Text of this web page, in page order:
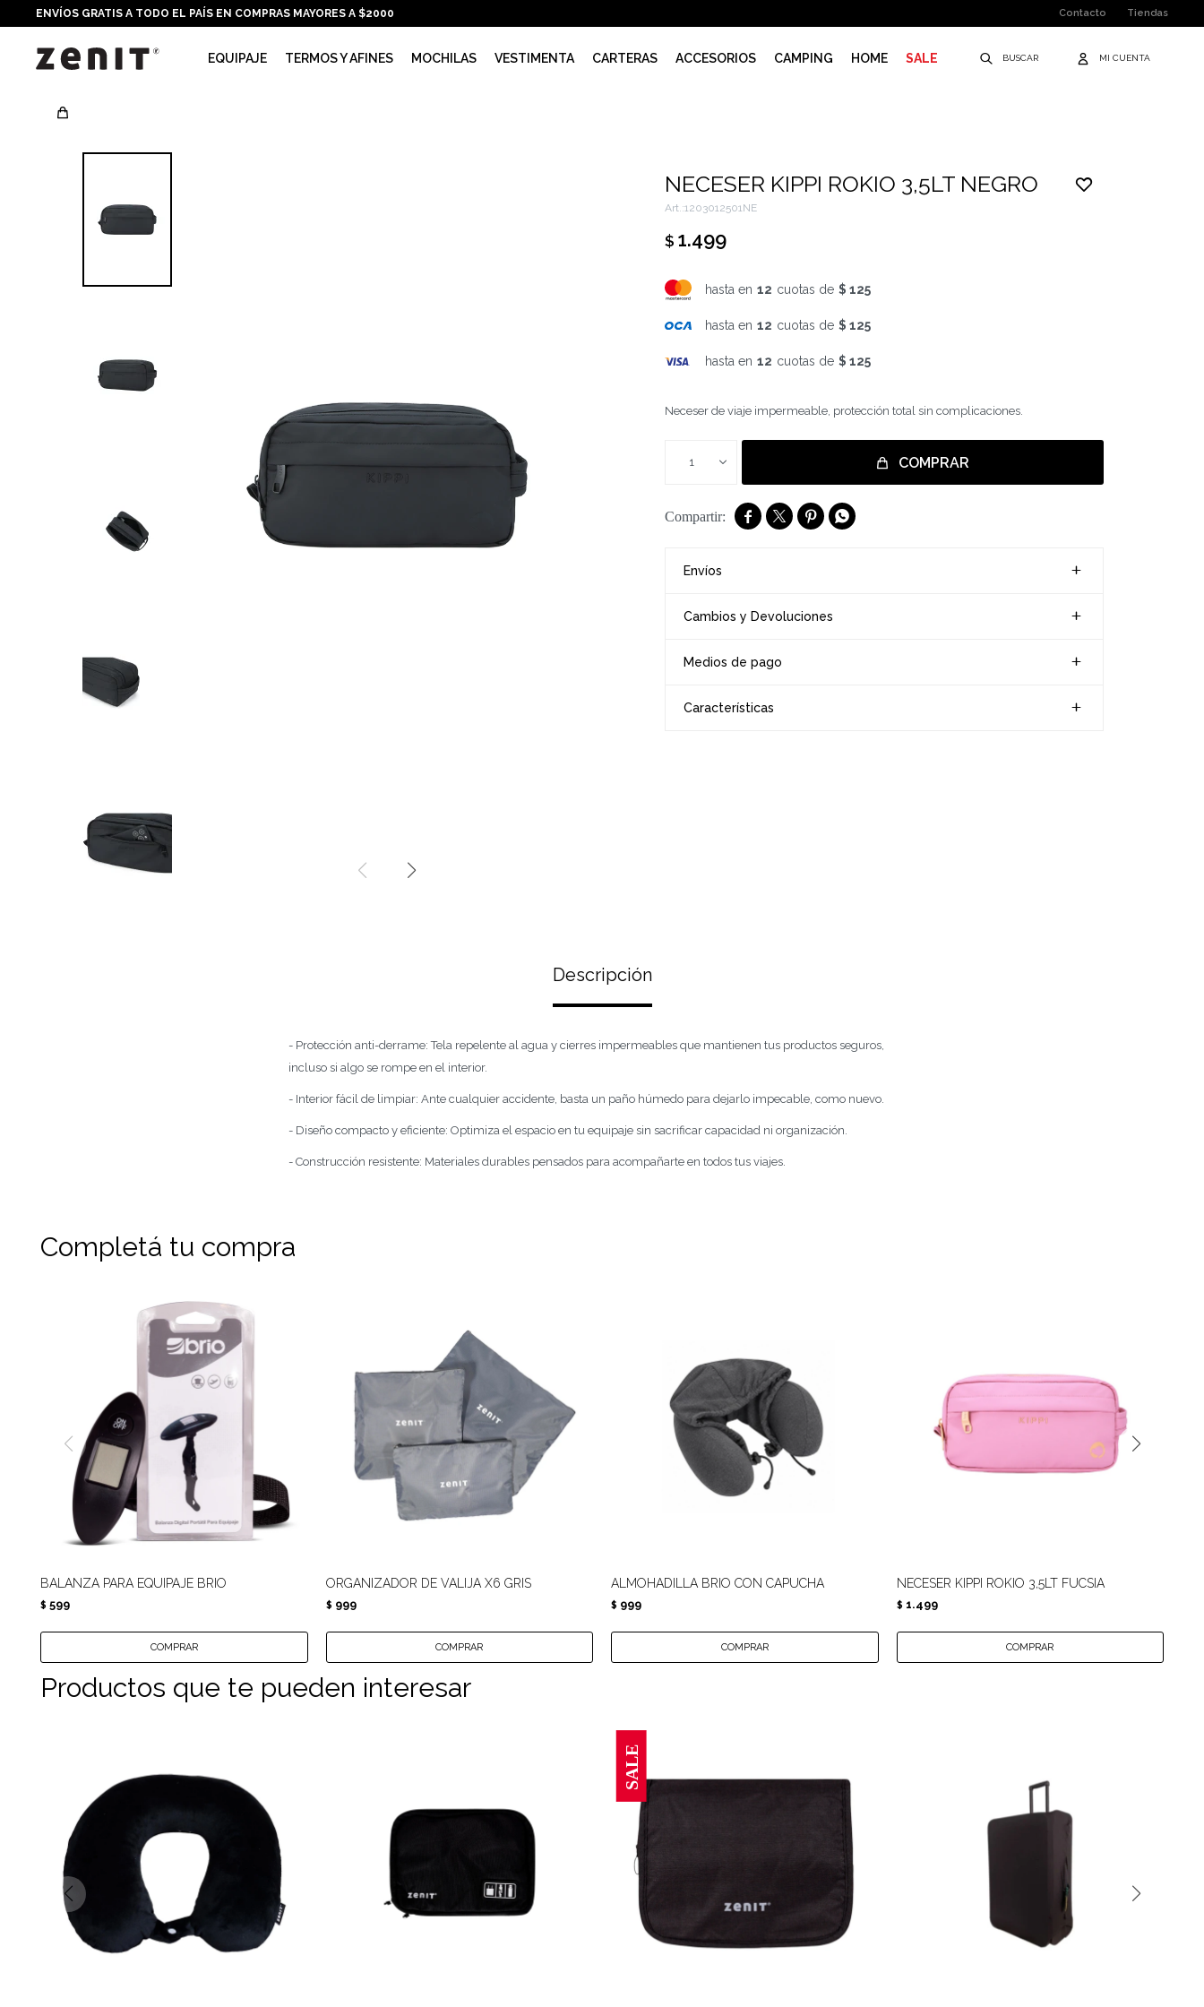
EQUIPAJE TERMOS Y AFINES MOCHILAS VESTIMENTA CARTERAS ACCESORIOS CAMPING HOME SALE
ENVÍOS GRATIS A TODO EL PAÍS EN COMPRAS MAYORES A $2000 Contacto Tiendas
NECESER KIPPI ROKIO 3,5LT NEGRO
1203012501NE
$ 1.499
hasta en 12 cuotas de $ 125
hasta en 12 cuotas de $ 125
hasta en 12 cuotas de $ 125
Neceser de viaje impermeable, protección total sin complicaciones.
1 COMPRAR
   
Envíos
Cambios y Devoluciones
Medios de pago
Características
Descripción
- Protección anti-derrame: Tela repelente al agua y cierres impermeables que mantienen tus productos seguros,
incluso si algo se rompe en el interior.
- Interior fácil de limpiar: Ante cualquier accidente, basta un paño húmedo para dejarlo impecable, como nuevo.
- Diseño compacto y eficiente: Optimiza el espacio en tu equipaje sin sacrificar capacidad ni organización.
- Construcción resistente: Materiales durables pensados para acompañarte en todos tus viajes.
Completá tu compra
BALANZA PARA EQUIPAJE BRIO
$ 599
ORGANIZADOR DE VALIJA X6 GRIS
$ 999
ALMOHADILLA BRIO CON CAPUCHA
$ 999
NECESER KIPPI ROKIO 3,5LT FUCSIA
$ 1.499
Productos que te pueden interesar